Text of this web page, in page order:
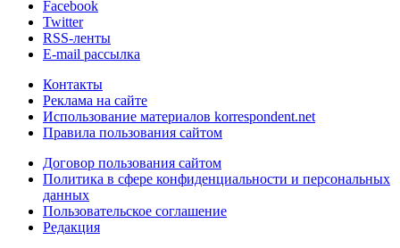
Facebook
Twitter
RSS-ленты
E-mail рассылка
Контакты
Реклама на сайте
Использование материалов korrespondent.net
Правила пользования сайтом
Договор пользования сайтом
Политика в сфере конфиденциальности и персональных
данных
Пользовательское соглашение
Редакция